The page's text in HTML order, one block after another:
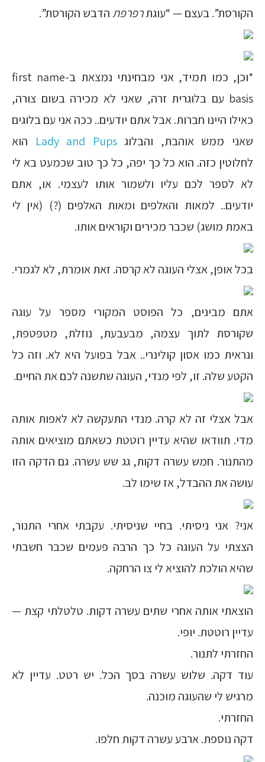
הקורסת”. בעצם — “עוגתרפרפתהדבש הקורסת”.
*וכן, כמו תמיד, אני מבחינתי נמצאת ב-first name
basis עם בלוגרית זרה, שאני לא מכירה בשום צורה,
כאילו היינו חברות. אבל אתם יודעים.. ככה אני עם בלוגים
שאני ממש אוהבת, והבלוגLady and Pups הוא
לחלוטין כזה. הוא כל כך יפה, כל כך טוב שכמעט בא לי
לא לספר לכם עליו ולשמור אותו לעצמי. או, אתם
יודעים.. למאות והאלפים ומאות האלפים (?) (אין לי
באמת מושג) שכבר מכירים וקוראים אותו.
בכל אופן, אצלי העוגה לא קרסה. זאת אומרת, לא לגמרי.
אתם מבינים, כל הפוסט המקורי מספר על עוגה
שקורסת לתוך עצמה, מבעבעת, נוזלת, מטפטפת,
ונראית כמו אסון קולינרי.. אבל בפועל היא לא. וזה כל
הקטע שלה. זו, לפי מנדי, העוגה שתשנה לכם את החיים.
אבל אצלי זה לא קרה. מנדי התעקשה לא לאפות אותה
מדי. תוודאו שהיא עדיין רוטטת כשאתם מוציאים אותה
מהתנור. חמש עשרה דקות, גג שש עשרה. גם הדקה הזו
עושה את ההבדל, אז שימו לב.
אני? אני ניסיתי. בחיי שניסיתי. עקבתי אחרי התנור,
הצצתי על העוגה כל כך הרבה פעמים שכבר חשבתי
שהיא הולכת להוציא לי צו הרחקה.
הוצאתי אותה אחרי שתים עשרה דקות. טלטלתי קצת —
עדיין רוטטת. יופי.
החזרתי לתנור.
עוד דקה. שלוש עשרה בסך הכל. יש רטט. עדיין לא
מרגיש לי שהעוגה מוכנה.
החזרתי.
דקה נוספת. ארבע עשרה דקות חלפו.